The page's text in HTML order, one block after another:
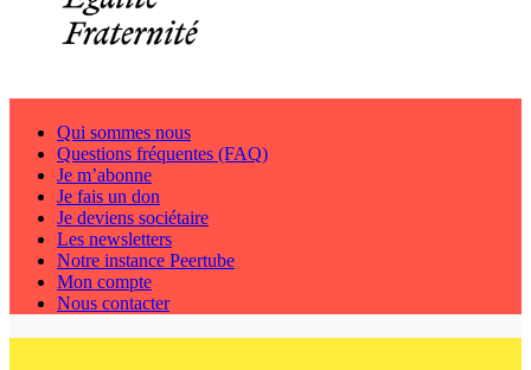
Qui sommes nous
Questions fréquentes (FAQ)
Je m’abonne
Je fais un don
Je deviens sociétaire
Les newsletters
Notre instance Peertube
Mon compte
Nous contacter